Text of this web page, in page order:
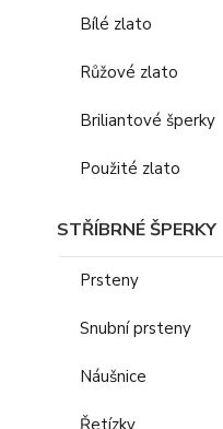
Bílé zlato
Růžové zlato
Briliantové šperky
Použité zlato
STŘÍBRNÉ ŠPERKY
Prsteny
Snubní prsteny
Náušnice
Řetízky